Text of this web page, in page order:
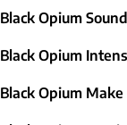
Black Opium
Black Opium
Black Opium